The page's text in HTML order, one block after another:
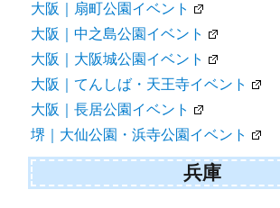
大阪｜扇町公園イベント
大阪｜中之島公園イベント
大阪｜大阪城公園イベント
大阪｜てんしば・天王寺イベント
大阪｜長居公園イベント
堺｜大仙公園・浜寺公園イベント
兵庫